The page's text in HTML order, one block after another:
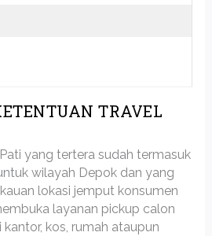
TRAVEL
yang tertera sudah termasuk
wilayah Depok dan yang
lokasi jemput konsumen
layanan pickup calon
kos, rumah ataupun